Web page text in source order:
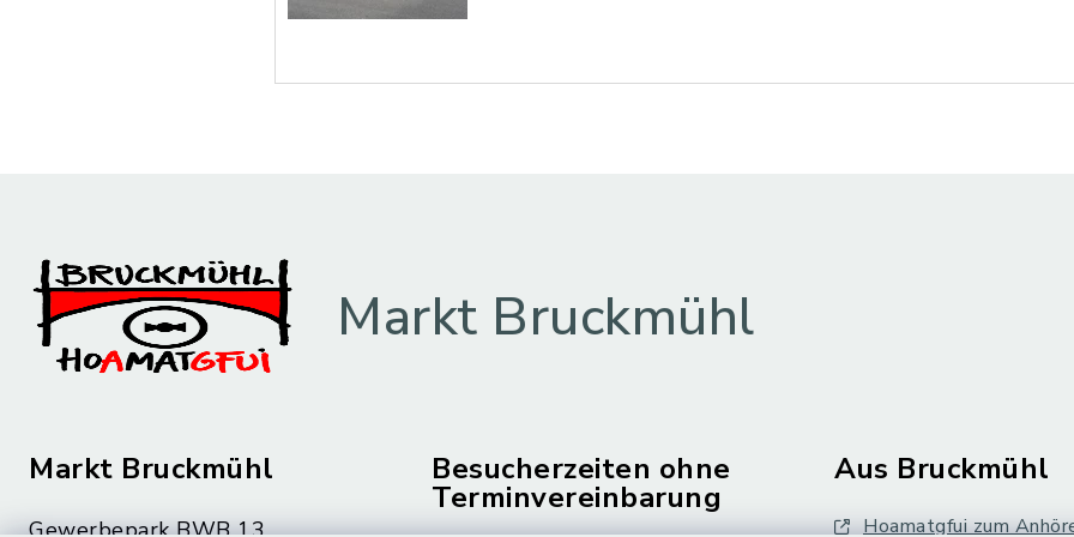
Markt Bruckmühl
Markt Bruckmühl
Gewerbepark BWB 13
Besucherzeiten ohne
Terminvereinbarung
Aus Bruckmühl
Hoamatgfui zum